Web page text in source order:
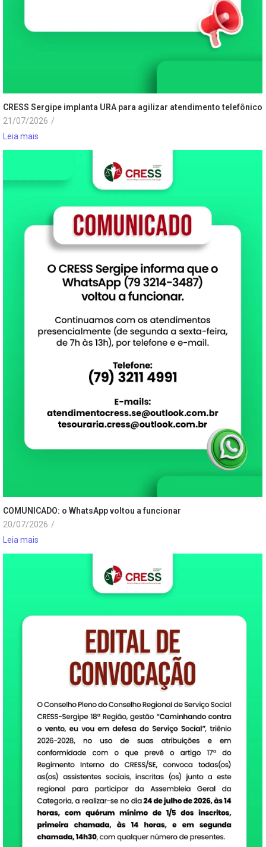
CRESS Sergipe implanta URA para agilizar atendimento telefônico
21/07/2026 /
Leia mais
COMUNICADO: o WhatsApp voltou a funcionar
20/07/2026 /
Leia mais